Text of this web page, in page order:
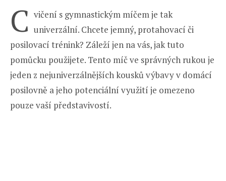
C vičení s gymnastickým míčem je tak
univerzální. Chcete jemný, protahovací či
posilovací trénink? Záleží jen na vás, jak tuto
pomůcku použijete. Tento míč ve správných rukou je
jeden z nejuniverzálnějších kousků výbavy v domácí
posilovně a jeho potenciální využití je omezeno
pouze vaší představivostí.